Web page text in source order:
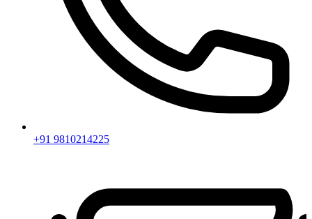
+91 9810214225